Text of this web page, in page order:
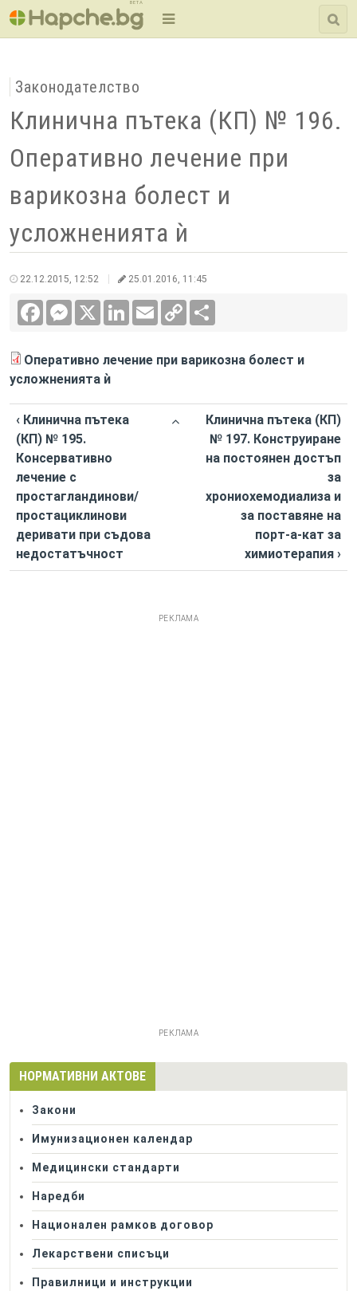
BETA
Законодателство
Клинична пътека (КП) № 196.
Оперативно лечение при
варикозна болест и
усложненията ѝ
22.12.2015, 12:52 25.01.2016, 11:45
FacebookMessenger LinkedInEmail
Copy
Link
Оперативно лечение при варикозна болест и
усложненията ѝ
‹ Клинична пътека
(КП) № 195.
Консервативно
лечение с
простагландинови/
простациклинови
деривати при съдова
недостатъчност
Клинична пътека (КП)
№ 197. Конструиране
на постоянен достъп
за
хрониохемодиализа и
за поставяне на
порт-а-кат за
химиотерапия ›
РЕКЛАМА
РЕКЛАМА
НОРМАТИВНИ АКТОВЕ
Закони
Имунизационен календар
Медицински стандарти
Наредби
Национален рамков договор
Лекарствени списъци
Правилници и инструкции